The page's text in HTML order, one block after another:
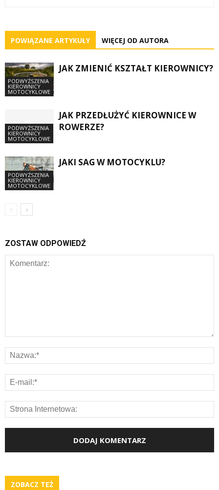
POWIĄZANE ARTYKUŁY WIĘCEJ OD AUTORA
PODWYŻSZENIA
KIEROWNICY
MOTOCYKLOWE
JAK ZMIENIĆ KSZTAŁT KIEROWNICY?
PODWYŻSZENIA
KIEROWNICY
MOTOCYKLOWE
JAK PRZEDŁUŻYĆ KIEROWNICE W
ROWERZE?
PODWYŻSZENIA
KIEROWNICY
MOTOCYKLOWE
JAKI SAG W MOTOCYKLU?
ZOSTAW ODPOWIEDŹ
ZOBACZ TEŻ